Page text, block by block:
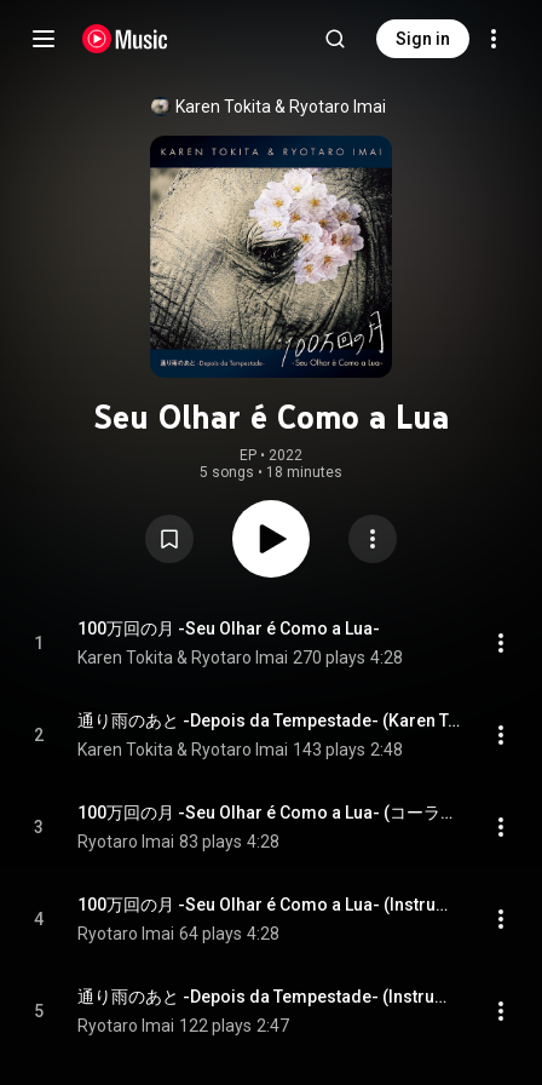
Sign in
Karen Tokita & Ryotaro Imai
Seu Olhar é Como a Lua
EP • 2022
5 songs • 18 minutes
1
100万回の月 -Seu Olhar é Como a Lua-
Karen Tokita & Ryotaro Imai 270 plays 4:28
2
通り雨のあと -Depois da Tempestade- (Karen Tokita Vocal Ver.) - Depois da Tempestade (Karen Tokita Vocal Ver.)
Karen Tokita & Ryotaro Imai 143 plays 2:48
3
100万回の月 -Seu Olhar é Como a Lua- (コーラス & 鍵盤ハーモニカ Ver.) - Seu Olhar é Como a Lua (Chorus & Melodica Ver.)
Ryotaro Imai 83 plays 4:28
4
100万回の月 -Seu Olhar é Como a Lua- (Instrumental) - Seu Olhar é Como a Lua (Instrumental)
Ryotaro Imai 64 plays 4:28
5
通り雨のあと -Depois da Tempestade- (Instrumental) - Depois da Tempestade (Instrumental)
Ryotaro Imai 122 plays 2:47